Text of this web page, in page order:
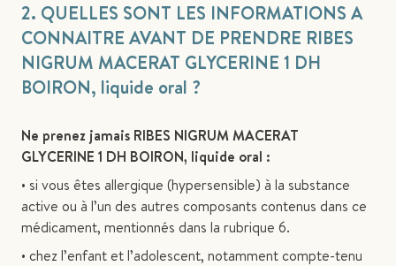
2. QUELLES SONT LES INFORMATIONS A
CONNAITRE AVANT DE PRENDRE RIBES
NIGRUM MACERAT GLYCERINE 1 DH
BOIRON, liquide oral ?
Ne prenez jamais RIBES NIGRUM MACERAT
GLYCERINE 1 DH BOIRON, liquide oral :
• si vous êtes allergique (hypersensible) à la substance
active ou à l’un des autres composants contenus dans ce
médicament, mentionnés dans la rubrique 6.
• chez l’enfant et l’adolescent, notamment compte-tenu